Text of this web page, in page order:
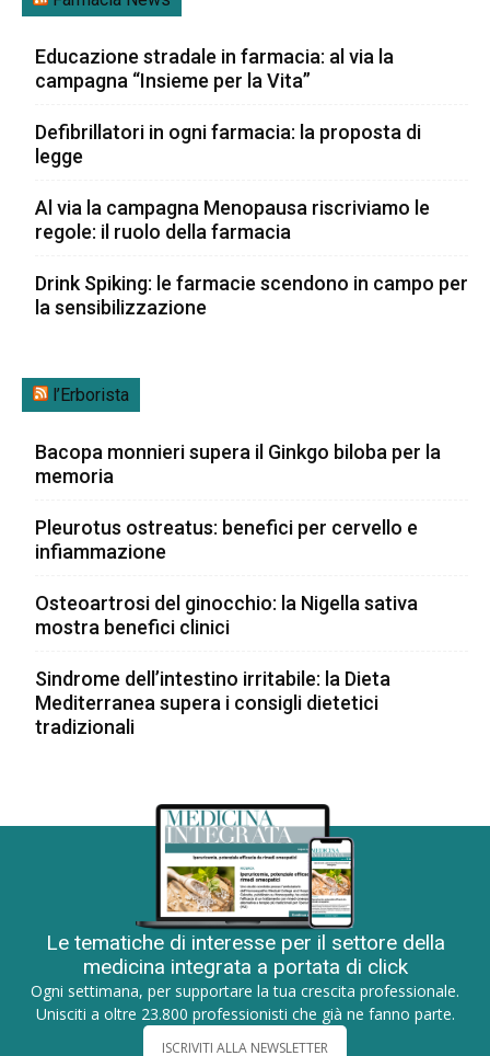
Educazione stradale in farmacia: al via la
campagna “Insieme per la Vita”
Defibrillatori in ogni farmacia: la proposta di
legge
Al via la campagna Menopausa riscriviamo le
regole: il ruolo della farmacia
Drink Spiking: le farmacie scendono in campo per
la sensibilizzazione
l’Erborista
Bacopa monnieri supera il Ginkgo biloba per la
memoria
Pleurotus ostreatus: benefici per cervello e
infiammazione
Osteoartrosi del ginocchio: la Nigella sativa
mostra benefici clinici
Sindrome dell’intestino irritabile: la Dieta
Mediterranea supera i consigli dietetici
tradizionali
Le tematiche di interesse per il settore della
medicina integrata a portata di click
Ogni settimana, per supportare la tua crescita professionale.
Unisciti a oltre 23.800 professionisti che già ne fanno parte.
ISCRIVITI ALLA NEWSLETTER